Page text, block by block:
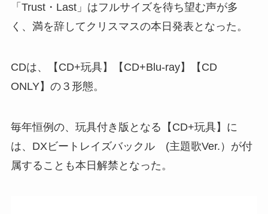
「Trust・Last」はフルサイズを待ち望む声が多
く、満を辞してクリスマスの本日発表となった。
CDは、【CD+玩具】【CD+Blu-ray】【CD
ONLY】の３形態。
毎年恒例の、玩具付き版となる【CD+玩具】に
は、DXビートレイズバックル (主題歌Ver.）が付
属することも本日解禁となった。